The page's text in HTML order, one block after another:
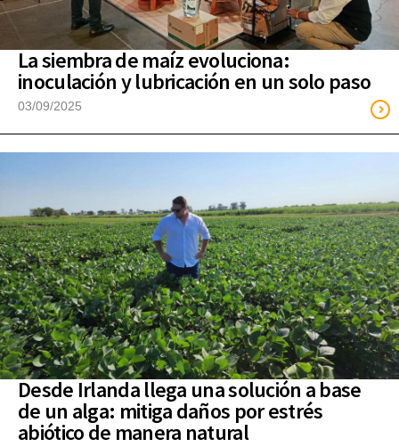
La siembra de maíz evoluciona:
inoculación y lubricación en un solo paso
03/09/2025
Desde Irlanda llega una solución a base
de un alga: mitiga daños por estrés
abiótico de manera natural